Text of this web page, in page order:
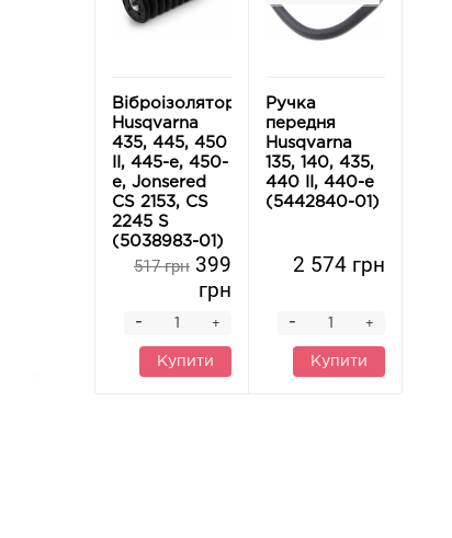
Віброізолятор
Husqvarna
435, 445, 450
II, 445-e, 450-
e, Jonsered
CS 2153, CS
2245 S
(5038983-01)
517 грн 399
грн
+
-
Купити
Ручка
передня
Husqvarna
135, 140, 435,
440 II, 440-e
(5442840-01)
2 574 грн
+
-
Купити